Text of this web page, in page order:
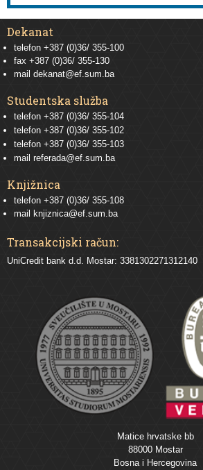
Dekanat
telefon +387 (0)36/ 355-100
fax +387 (0)36/ 355-130
mail dekanat@ef.sum.ba
Studentska služba
telefon +387 (0)36/ 355-104
telefon +387 (0)36/ 355-102
telefon +387 (0)36/ 355-103
mail referada@ef.sum.ba
Knjižnica
telefon +387 (0)36/ 355-108
mail knjiznica@ef.sum.ba
Transakcijski račun:
UniCredit bank d.d. Mostar: 3381302271312140
Matice hrvatske bb
88000 Mostar
Bosna i Hercegovina